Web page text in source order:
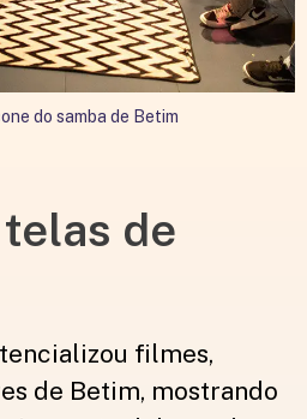
do samba de Betim
de
filmes,
de Betim, mostrando